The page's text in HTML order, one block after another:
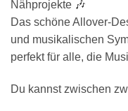
Nähprojekte 🎶
Das schöne Allover-
und musikalischen
perfekt für alle, die
Du kannst zwischen